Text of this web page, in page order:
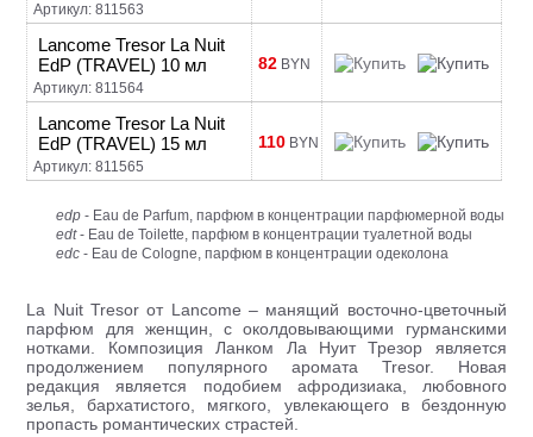
Артикул: 811563
Lancome Tresor La Nuit
EdP (TRAVEL) 10 мл
Артикул: 811564
82 BYN
Lancome Tresor La Nuit
EdP (TRAVEL) 15 мл
Артикул: 811565
110 BYN
edp - Eau de Parfum, парфюм в концентрации парфюмерной воды
edt- Eau de Toilette, парфюм в концентрации туалетной воды
edc - Eau de Cologne, парфюм в концентрации одеколона
La Nuit Tresor от Lancome – манящий восточно-цветочный
парфюм для женщин, с околдовывающими гурманскими
нотками. Композиция Ланком Ла Нуит Трезор является
продолжением популярного аромата Tresor. Новая
редакция является подобием афродизиака, любовного
зелья, бархатистого, мягкого, увлекающего в бездонную
пропасть романтических страстей.